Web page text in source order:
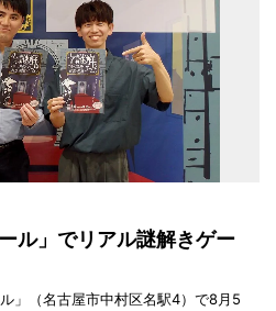
ル」でリアル謎解きゲー
」（名古屋市中村区名駅4）で8月5